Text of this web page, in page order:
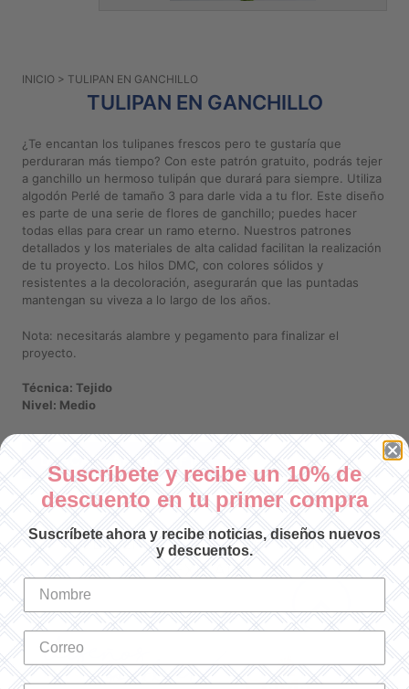
frecuentes
Políticas
Compra
2026
Para
Bordar
INICIO > TULIPAN EN GANCHILLO
TULIPAN EN GANCHILLO
¿Te encantan los tulipanes frescos pero te gustaría que
perduraran más tiempo? Con este patrón gratuito, podrás tejer
a ganchillo un hermoso tulipán que durará para siempre. Utiliza
algodón Perlé de tamaño 3 para darle vida a tu flor. Este diseño
es parte de una serie de flores de ganchillo; puedes hacer
todas ellas para crear un ramo eterno. Nuestros patrones
detallados y los materiales de alta calidad facilitan la realización
de tu proyecto. Los hilos DMC, con colores sólidos y
resistentes a la decoloración, asegurarán que las puntadas
mantengan su viveza a lo largo de los años.
Nota: necesitarás alambre y pegamento para finalizar el
proyecto.
Técnica: Tejido
Nivel: Medio
DESCARGAR EN PDF
SOLO ENVÍOS A LA REPÚBLICA
MEXICANA
Suscríbete y recibe un 10% de
descuento en tu primer compra
Suscríbete ahora y recibe noticias, diseños nuevos
y descuentos.